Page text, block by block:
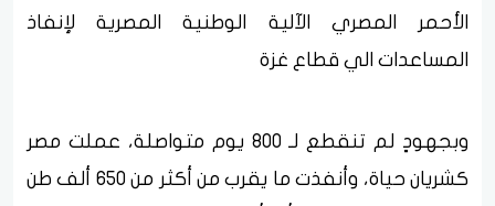
الأحمر المصري الآلية الوطنية المصرية لإنفاذ
المساعدات الي قطاع غزة
وبجهودٍ لم تنقطع لـ 800 يوم متواصلة، عملت مصر
كشريان حياة، وأنفذت ما يقرب من أكثر من ٦٥٠ ألف طن